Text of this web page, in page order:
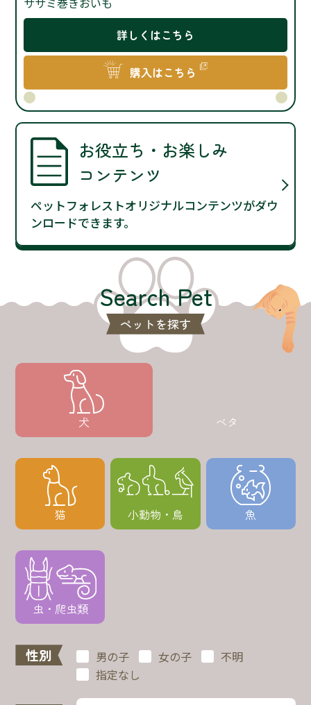
詳しくはこちら
購入はこちら
お役立ち・お楽しみ
コンテンツ
ペットフォレストオリジナルコンテンツがダウ
ンロードできます。
Search Pet
ペットを探す
犬 ベタ
猫 小動物・鳥 魚
虫・爬虫類
性別 男の子 女の子
不明
指定なし